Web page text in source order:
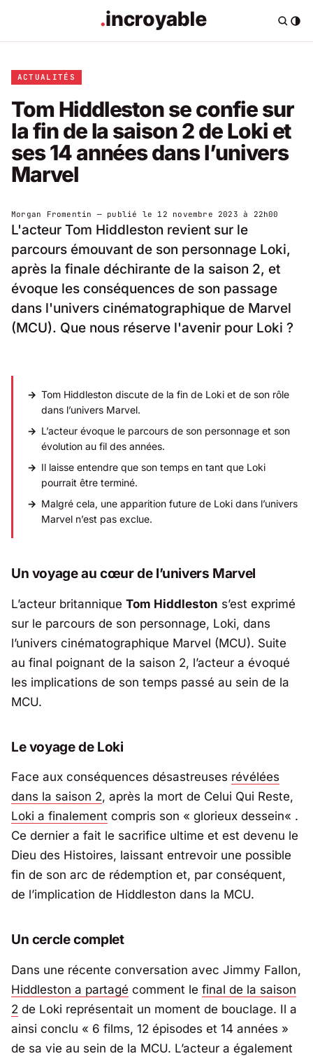
ACTUALITÉS
Tom Hiddleston se confie sur
la fin de la saison 2 de Loki et
ses 14 années dans l’univers
Marvel
Morgan Fromentin — publié le 12 novembre 2023 à 22h00
L'acteur Tom Hiddleston revient sur le
parcours émouvant de son personnage Loki,
après la finale déchirante de la saison 2, et
évoque les conséquences de son passage
dans l'univers cinématographique de Marvel
(MCU). Que nous réserve l'avenir pour Loki ?
Tom Hiddleston discute de la fin de Loki et de son rôle
dans l’univers Marvel.
L’acteur évoque le parcours de son personnage et son
évolution au fil des années.
Il laisse entendre que son temps en tant que Loki
pourrait être terminé.
Malgré cela, une apparition future de Loki dans l’univers
Marvel n’est pas exclue.
Un voyage au cœur de l’univers Marvel
L’acteur britannique Tom Hiddleston s’est exprimé
sur le parcours de son personnage, Loki, dans
l’univers cinématographique Marvel (MCU). Suite
au final poignant de la saison 2, l’acteur a évoqué
les implications de son temps passé au sein de la
MCU.
Le voyage de Loki
Face aux conséquences désastreuses révélées
dans la saison 2, après la mort de Celui Qui Reste,
Loki a finalement compris son « glorieux dessein« .
Ce dernier a fait le sacrifice ultime et est devenu le
Dieu des Histoires, laissant entrevoir une possible
fin de son arc de rédemption et, par conséquent,
de l’implication de Hiddleston dans la MCU.
Un cercle complet
Dans une récente conversation avec Jimmy Fallon,
Hiddleston a partagé comment le final de la saison
2 de Loki représentait un moment de bouclage. Il a
ainsi conclu « 6 films, 12 épisodes et 14 années »
de sa vie au sein de la MCU. L’acteur a également